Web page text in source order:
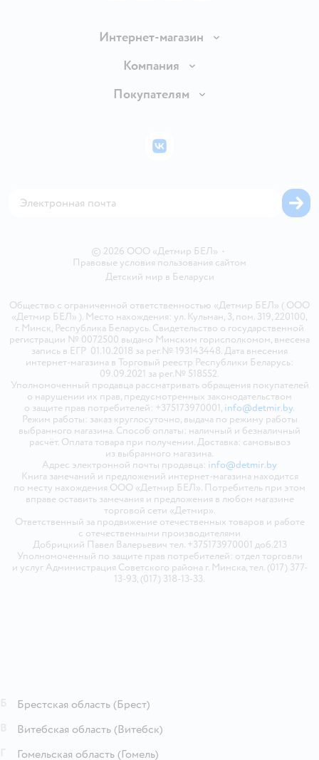
Интернет-магазин
Доставка и оплата
Правила продажи
Политика использования файлов cookie
Компания
Вакансии
Покупателям
Бонусные карты
© 2026 ООО «Детмир БЕЛ» •
Правовые условия пользования сайтом
Детский мир в Беларуси
Общество с ограниченной ответственностью «Детмир БЕЛ» ( ООО
«Детмир БЕЛ» ). Место нахождения: ул. Кульман, 3, пом. 319, 220100,
г. Минск, Республика Беларусь. Свидетельство о государственной
регистрации № 0072500 выдано Минским горисполкомом, внесена
запись в ЕГР 01.10.2018 за рег.№ 193143448. Дата внесения
интернет-магазина в Торговый реестр Республики Беларусь:
09.09.2021 за рег.№ 518552.
Уполномоченный продавца рассматривать обращения покупателей
о нарушении их прав, предусмотренных законодательством
о защите прав потребителей: +375173970001, info@detmir.by.
Режим работы: заказ круглосуточно, выдача по режиму работы
выбранного магазина. Способ оплаты: наличный и безналичный
расчёт. Оплата товара при получении. Доставка: самовывоз
из выбранного магазина.
Адрес электронной почты продавца: info@detmir.by
Книга замечаний и предложений интернет-магазина находится
по месту нахождения ООО «Детмир БЕЛ». Потребитель при этом
вправе оставить замечания и предложения в любом магазине
торговой сети «Детмир».
Ответственный за продвижение отечественных товаров и работе
с отечественными производителями
Добрицкий Павел Валерьевич тел. +375173970001 доб.213
Уполномоченный по защите прав потребителей: отдел торговли
и услуг Администрация Советского района г. Минска, тел. (017) 377-
13-93, (017) 318-13-33.
ВКонтакте
Брестская область (Брест)
Витебская область (Витебск)
Гомельская область (Гомель)